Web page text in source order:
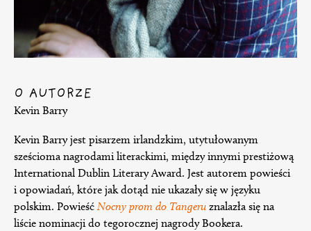
O AUTORZE
Kevin Barry
Kevin Barry jest pisarzem irlandzkim, utytułowanym
sześcioma nagrodami literackimi, między innymi prestiżową
International Dublin Literary Award. Jest autorem powieści
i opowiadań, które jak dotąd nie ukazały się w języku
polskim. Powieść Nocny prom do Tangeru znalazła się na
liście nominacji do tegorocznej nagrody Bookera.